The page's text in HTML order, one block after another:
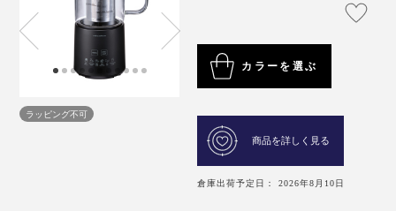
ラッピング不可
カラーを選ぶ
商品を詳しく見る
倉庫出荷予定日： 2026年8月10日